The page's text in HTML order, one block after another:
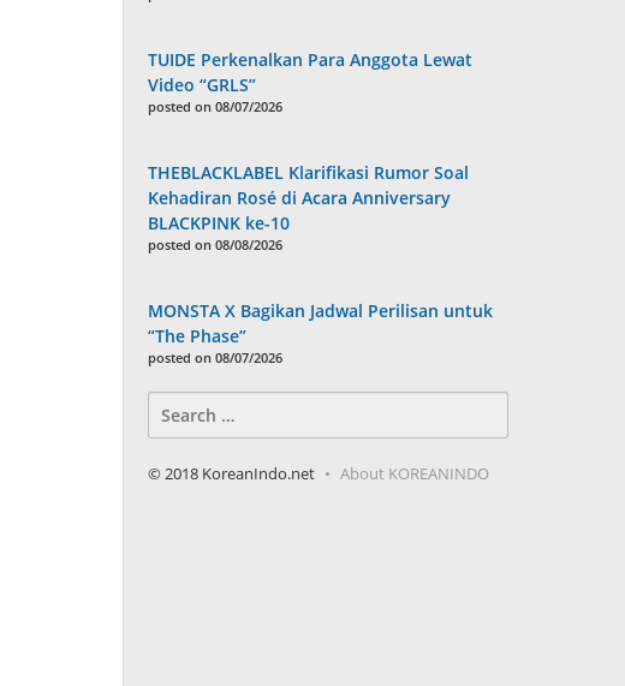
TUIDE Perkenalkan Para Anggota Lewat
Video “GRLS”
posted on 08/07/2026
THEBLACKLABEL Klarifikasi Rumor Soal
Kehadiran Rosé di Acara Anniversary
BLACKPINK ke-10
posted on 08/08/2026
MONSTA X Bagikan Jadwal Perilisan untuk
“The Phase”
posted on 08/07/2026
for:
© 2018 KoreanIndo.net About KOREANINDO